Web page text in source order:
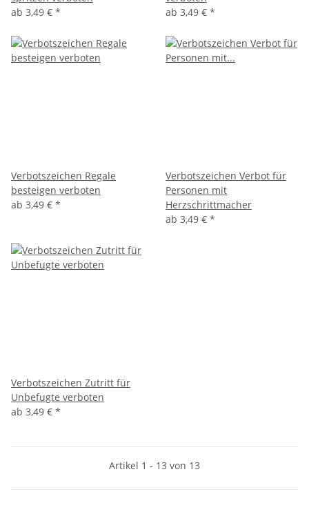
ab 3,49 € *
ab 3,49 € *
Verbotszeichen Regale
besteigen verboten
ab 3,49 € *
Verbotszeichen Verbot für
Personen mit
Herzschrittmacher
ab 3,49 € *
Verbotszeichen Zutritt für
Unbefugte verboten
ab 3,49 € *
Artikel 1 - 13 von 13